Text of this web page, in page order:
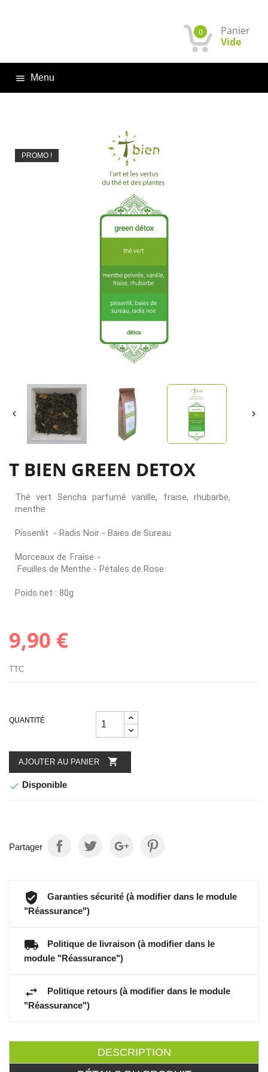
Panier
0
Vide
 Menu
PROMO !
 
T BIEN GREEN DETOX
Thé vert Sencha parfumé vanille, fraise, rhubarbe,
menthe
Pissenlit - Radis Noir - Baies de Sureau
Morceaux de Fraise -
Feuilles de Menthe - Pétales de Rose
Poids net : 80g
9,90 €
TTC
QUANTITÉ
AJOUTER AU PANIER 
 Disponible
Partager
Garanties sécurité (à modifier dans le module
"Réassurance")
Politique de livraison (à modifier dans le
module "Réassurance")
Politique retours (à modifier dans le module
"Réassurance")
DESCRIPTION